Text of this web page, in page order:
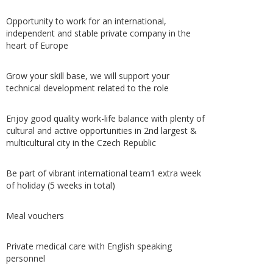
Opportunity to work for an international,
independent and stable private company in the
heart of Europe
Grow your skill base, we will support your
technical development related to the role
Enjoy good quality work-life balance with plenty of
cultural and active opportunities in 2nd largest &
multicultural city in the Czech Republic
Be part of vibrant international team1 extra week
of holiday (5 weeks in total)
Meal vouchers
Private medical care with English speaking
personnel